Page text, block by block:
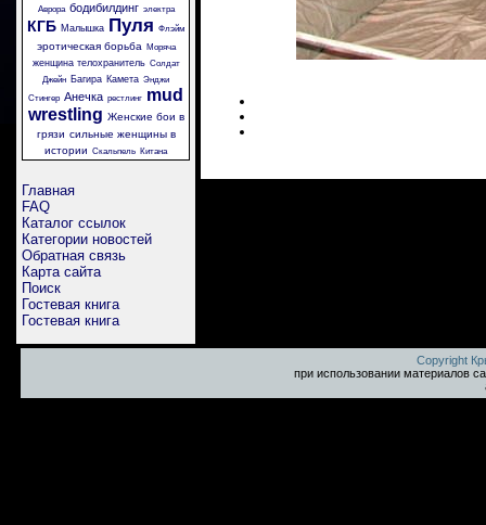
Аврора бодибилдинг электра
КГБ Малышка Пуля Флэйм
эротическая борьба Моряча
женщина телохранитель Солдат
Джейн Багира Камета Энджи
Стингер Анечка рестлинг mud
wrestling Женские бои в
грязи сильные женщины в
истории Скальпель Китана
Главная
FAQ
Каталог ссылок
Категории новостей
Обратная связь
Карта сайта
Поиск
Гостевая книга
Гостевая книга
Copyright
при использовании материалов